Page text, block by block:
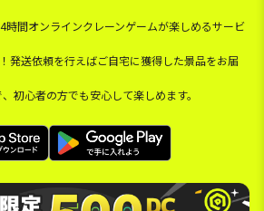
時間オンラインクレーンゲームが楽しめるサービ
発送依頼を行えばご自宅に獲得した景品をお届
初心者の方でも安心して楽しめます。